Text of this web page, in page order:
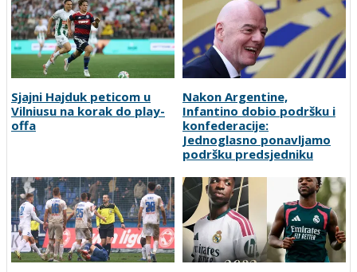
Sjajni Hajduk peticom u
Vilniusu na korak do play-
offa
Nakon Argentine,
Infantino dobio podršku i
konfederacije:
Jednoglasno ponavljamo
podršku predsjedniku